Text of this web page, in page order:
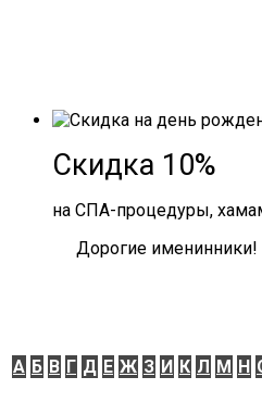
Скидка 10%
на СПА-процедуры,
Дорогие
А Б В Г Д Е Ж З И К Л М Н